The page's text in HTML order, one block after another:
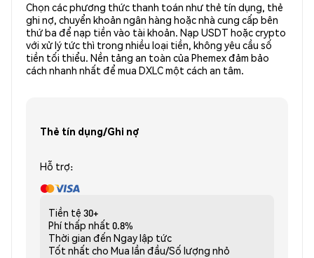
Chọn các phương thức thanh toán như thẻ tín dụng, thẻ
ghi nợ, chuyển khoản ngân hàng hoặc nhà cung cấp bên
thứ ba để nạp tiền vào tài khoản. Nạp USDT hoặc crypto
với xử lý tức thì trong nhiều loại tiền, không yêu cầu số
tiền tối thiểu. Nền tảng an toàn của Phemex đảm bảo
cách nhanh nhất để mua DXLC một cách an tâm.
Thẻ tín dụng/Ghi nợ
Hỗ trợ:
Tiền tệ 30+
Phí thấp nhất 0.8%
Thời gian đến Ngay lập tức
Tốt nhất cho Mua lần đầu/Số lượng nhỏ